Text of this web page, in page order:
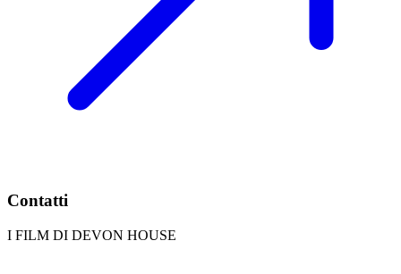
Contatti
I FILM DI DEVON HOUSE